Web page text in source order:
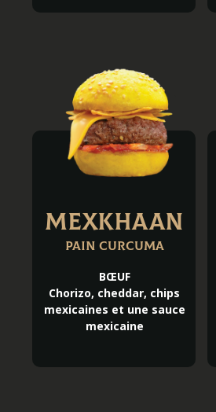
MEXKHAAN
Pain curcuma
BŒUF
Chorizo, cheddar, chips
mexicaines et une sauce
mexicaine